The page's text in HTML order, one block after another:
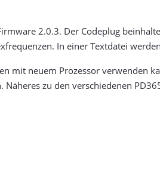
2.0.3. Der Codeplug
In einer Textdatei
mit neuem Prozessor verwenden
zu den verschiedenen